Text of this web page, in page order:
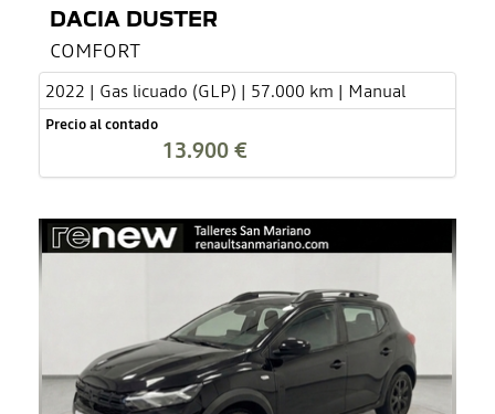
DACIA DUSTER
COMFORT
2022 | Gas licuado (GLP) | 57.000 km | Manual
Precio al contado
13.900 €